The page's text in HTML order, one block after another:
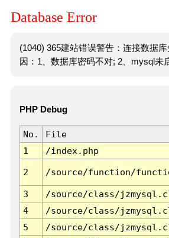
Database Error
(1040) 365建站错误警告：连接数据
因：1、数据库密码不对; 2、mysql未
PHP Debug
No. File
1
/index.php
2 /source/function/
3 /source/class/
4
/source/class/
5
/source/class/